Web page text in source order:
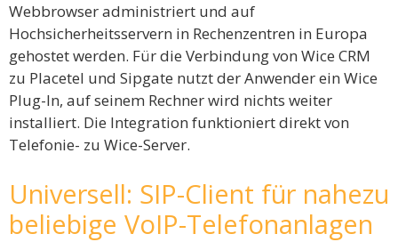
Webbrowser administriert und auf
Hochsicherheitsservern in Rechenzentren in Europa
gehostet werden. Für die Verbindung von Wice CRM
zu Placetel und Sipgate nutzt der Anwender ein Wice
Plug-In, auf seinem Rechner wird nichts weiter
installiert. Die Integration funktioniert direkt von
Telefonie- zu Wice-Server.
Universell: SIP-Client für nahezu
beliebige VoIP-Telefonanlagen